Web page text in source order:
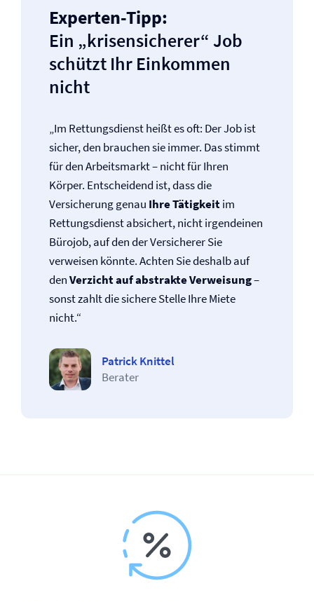
Experten-Tipp:
Ein „krisensicherer“ Job
schützt Ihr Einkommen
nicht
„Im Rettungsdienst heißt es oft: Der Job ist
sicher, den brauchen sie immer. Das stimmt
für den Arbeitsmarkt – nicht für Ihren
Körper. Entscheidend ist, dass die
Versicherung genau Ihre Tätigkeitim
Rettungsdienst absichert, nicht irgendeinen
Bürojob, auf den der Versicherer Sie
verweisen könnte. Achten Sie deshalb auf
denVerzicht auf abstrakte Verweisung–
sonst zahlt die sichere Stelle Ihre Miete
nicht.“
Patrick Knittel
Berater